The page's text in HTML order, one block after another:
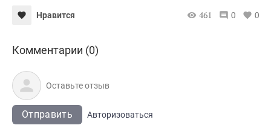
Нравится 461 0 0
Комментарии (0)
Отправить
Авторизоваться